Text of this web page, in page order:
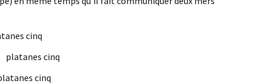
cinq
cinq
cinq